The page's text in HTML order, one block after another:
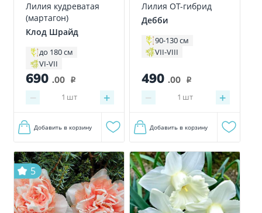
Лилия кудреватая
(мартагон)
Клод Шрайд
до 180 см
VI-VII
690 .00 i
− +
1 шт
Добавить в корзину
Лилия ОТ-гибрид
Дебби
90-130 см
VII-VIII
490 .00 i
− +
1 шт
Добавить в корзину
5